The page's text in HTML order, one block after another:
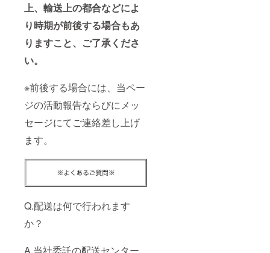
上、輸送上の都合などによ
り時期が前後する場合もあ
りますこと、ご了承くださ
い。
※前後する場合には、当ペー
ジの活動報告ならびにメッ
セージにてご連絡差し上げ
ます。
Q.配送は何で行われます
か？